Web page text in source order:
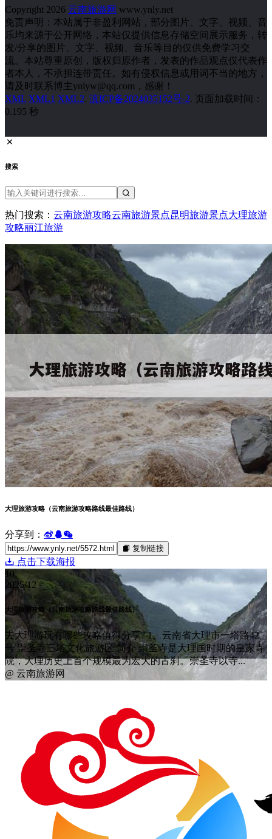
Copyright 2026 云南旅游网 www.ynly.net
免责声明：本站属于非盈利网站，部分图片、文字、视频、音
乐均来源于公开网络，本站仅提供信息存储空间展示服务，转
发/分享的图片、文字、视频、音乐等目的仅供免费学习交
流。本站尊重原创，版权归原作者，发表的作品观点仅代表作
者本人，不承担连带责任。如有侵权信息或用词不当的地方，
请及时联系博主ynlyw@qq.com，感谢！
XML XML1 XML2. 滇ICP备2024035152号-2. 页面加载时间：
0.195 秒
搜索
热门搜索： 云南旅游攻略云南旅游景点昆明旅游景点大理旅游
攻略丽江旅游
大理旅游攻略（云南旅游攻略路线最佳路线）
分享到：
复制链接
点击下载海报
10
2025/12
大理旅游攻略（云南旅游攻略路线最佳路线）
去大理游玩有哪些攻略值得分享? 1、云南省大理市一塔路42
号 崇圣寺三塔文化旅游区 简介 崇圣寺是大理国时期的皇家寺
院，大理历史上首个规模最为宏大的古刹。崇圣寺以寺...
@ 云南旅游网